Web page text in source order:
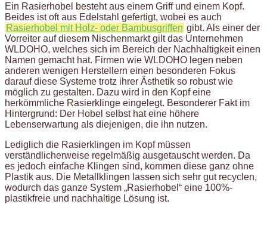
Ein Rasierhobel besteht aus einem Griff und einem Kopf.
Beides ist oft aus Edelstahl gefertigt, wobei es auch
Rasierhobel mit Holz- oder Bambusgriffen gibt. Als einer der
Vorreiter auf diesem Nischenmarkt gilt das Unternehmen
WLDOHO, welches sich im Bereich der Nachhaltigkeit einen
Namen gemacht hat. Firmen wie WLDOHO legen neben
anderen wenigen Herstellern einen besonderen Fokus
darauf diese Systeme trotz ihrer Ästhetik so robust wie
möglich zu gestalten. Dazu wird in den Kopf eine
herkömmliche Rasierklinge eingelegt. Besonderer Fakt im
Hintergrund: Der Hobel selbst hat eine höhere
Lebenserwartung als diejenigen, die ihn nutzen.
Lediglich die Rasierklingen im Kopf müssen
verständlicherweise regelmäßig ausgetauscht werden. Da
es jedoch einfache Klingen sind, kommen diese ganz ohne
Plastik aus. Die Metallklingen lassen sich sehr gut recyclen,
wodurch das ganze System „Rasierhobel“ eine 100%-
plastikfreie und nachhaltige Lösung ist.